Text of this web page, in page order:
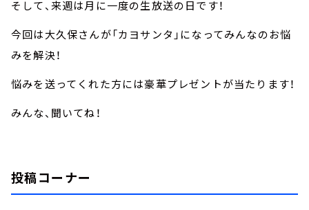
そして、来週は月に一度の生放送の日です！
今回は大久保さんが「カヨサンタ」になってみんなのお悩
みを解決！
悩みを送ってくれた方には豪華プレゼントが当たります！
みんな、聞いてね！
投稿コーナー